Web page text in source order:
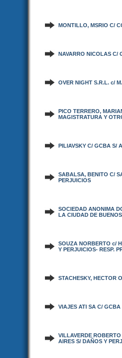
MONTILLO, MSRIO C/
NAVARRO NICOLAS C/
OVER NIGHT S.R.L. c/
PICO TERRERO,
MAGISTRATURA Y
PILIAVSKY C/ GCBA S/
SABALSA, BENITO C/
PERJUICIOS
SOCIEDAD ANONIMA
LA CIUDAD DE
SOUZA NORBERTO c/
Y PERJUICIOS- RESP.
STACHESKY, HECTOR
VIAJES ATI SA C/
VILLAVERDE
AIRES S/ DAÑOS Y